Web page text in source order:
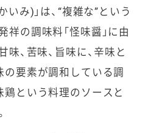
み)」は、“複雑な”という
の調味料「怪味醤」に由
味、苦味、旨味に、辛味と
の要素が調和している調
鶏という料理のソースと